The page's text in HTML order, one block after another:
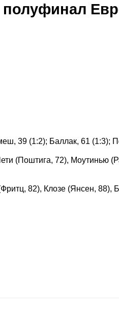
39 (1:2); Баллак, 61 (1:3);
(Поштига, 72), Моутинью
82), Клозе (Янсен, 88),